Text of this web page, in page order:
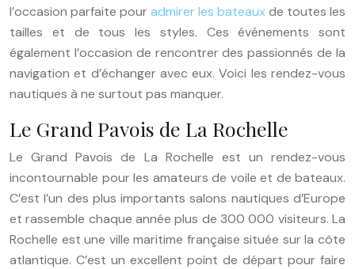
l’occasion parfaite pour admirer les bateauxde toutes les
tailles et de tous les styles. Ces événements sont
également l’occasion de rencontrer des passionnés de la
navigation et d’échanger avec eux. Voici les rendez-vous
nautiques à ne surtout pas manquer.
Le Grand Pavois de La Rochelle
Le Grand Pavois de La Rochelle est un rendez-vous
incontournable pour les amateurs de voile et de bateaux.
C’est l’un des plus importants salons nautiques d’Europe
et rassemble chaque année plus de 300 000 visiteurs. La
Rochelle est une ville maritime française située sur la côte
atlantique. C’est un excellent point de départ pour faire